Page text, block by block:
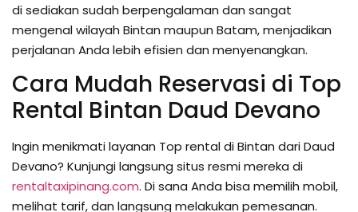
di sediakan sudah berpengalaman dan sangat
mengenal wilayah Bintan maupun Batam, menjadikan
perjalanan Anda lebih efisien dan menyenangkan.
Cara Mudah Reservasi di Top
Rental Bintan Daud Devano
Ingin menikmati layanan Top rental di Bintan dari Daud
Devano? Kunjungi langsung situs resmi mereka di
rentaltaxipinang.com. Di sana Anda bisa memilih mobil,
melihat tarif, dan langsung melakukan pemesanan.